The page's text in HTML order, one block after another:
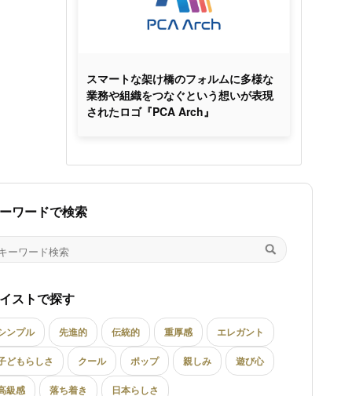
スマートな架け橋のフォルムに多様な
業務や組織をつなぐという想いが表現
されたロゴ『PCA Arch』
ワードで検索
ストで探す
ンプル 先進的 伝統的 重厚感 エレガント
どもらしさ クール ポップ 親しみ 遊び心
級感 落ち着き 日本らしさ